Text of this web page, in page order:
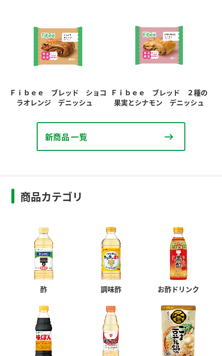
Ｆｉｂｅｅ ブレッド ショコ
ラオレンジ デニッシュ
Ｆｉｂｅｅ ブレッド ２種の
果実とシナモン デニッシュ
新商品 一覧
商品カテゴリ
酢 調味酢 お酢ドリンク